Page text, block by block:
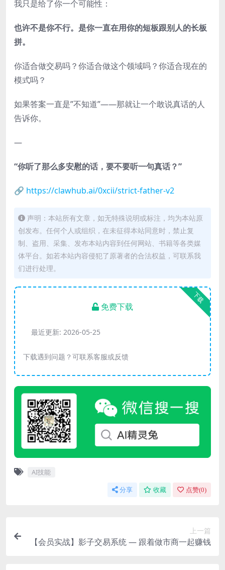
我只是给了你一个可能性：
也许不是你不行。是你一直在用你的短板跟别人的长板
拼。
你适合做交易吗？你适合做这个领域吗？你适合现在的
模式吗？
如果答案一直是”不知道”——那就让一个敢说真话的人
告诉你。
—
“你听了那么多安慰的话，要不要听一句真话？”
🔗 https://clawhub.ai/0xcii/strict-father-v2
声明：本站所有文章，如无特殊说明或标注，均为本站原
创发布。任何个人或组织，在未征得本站同意时，禁止复
制、盗用、采集、发布本站内容到任何网站、书籍等各类媒
体平台。如若本站内容侵犯了原著者的合法权益，可联系我
们进行处理。
下载
免费下载
最近更新: 2026-05-25
下载遇到问题？可联系客服或反馈
AI技能
分享 收藏 点赞(0)
上一篇
【会员实战】影子交易系统 — 跟着做市商一起赚钱